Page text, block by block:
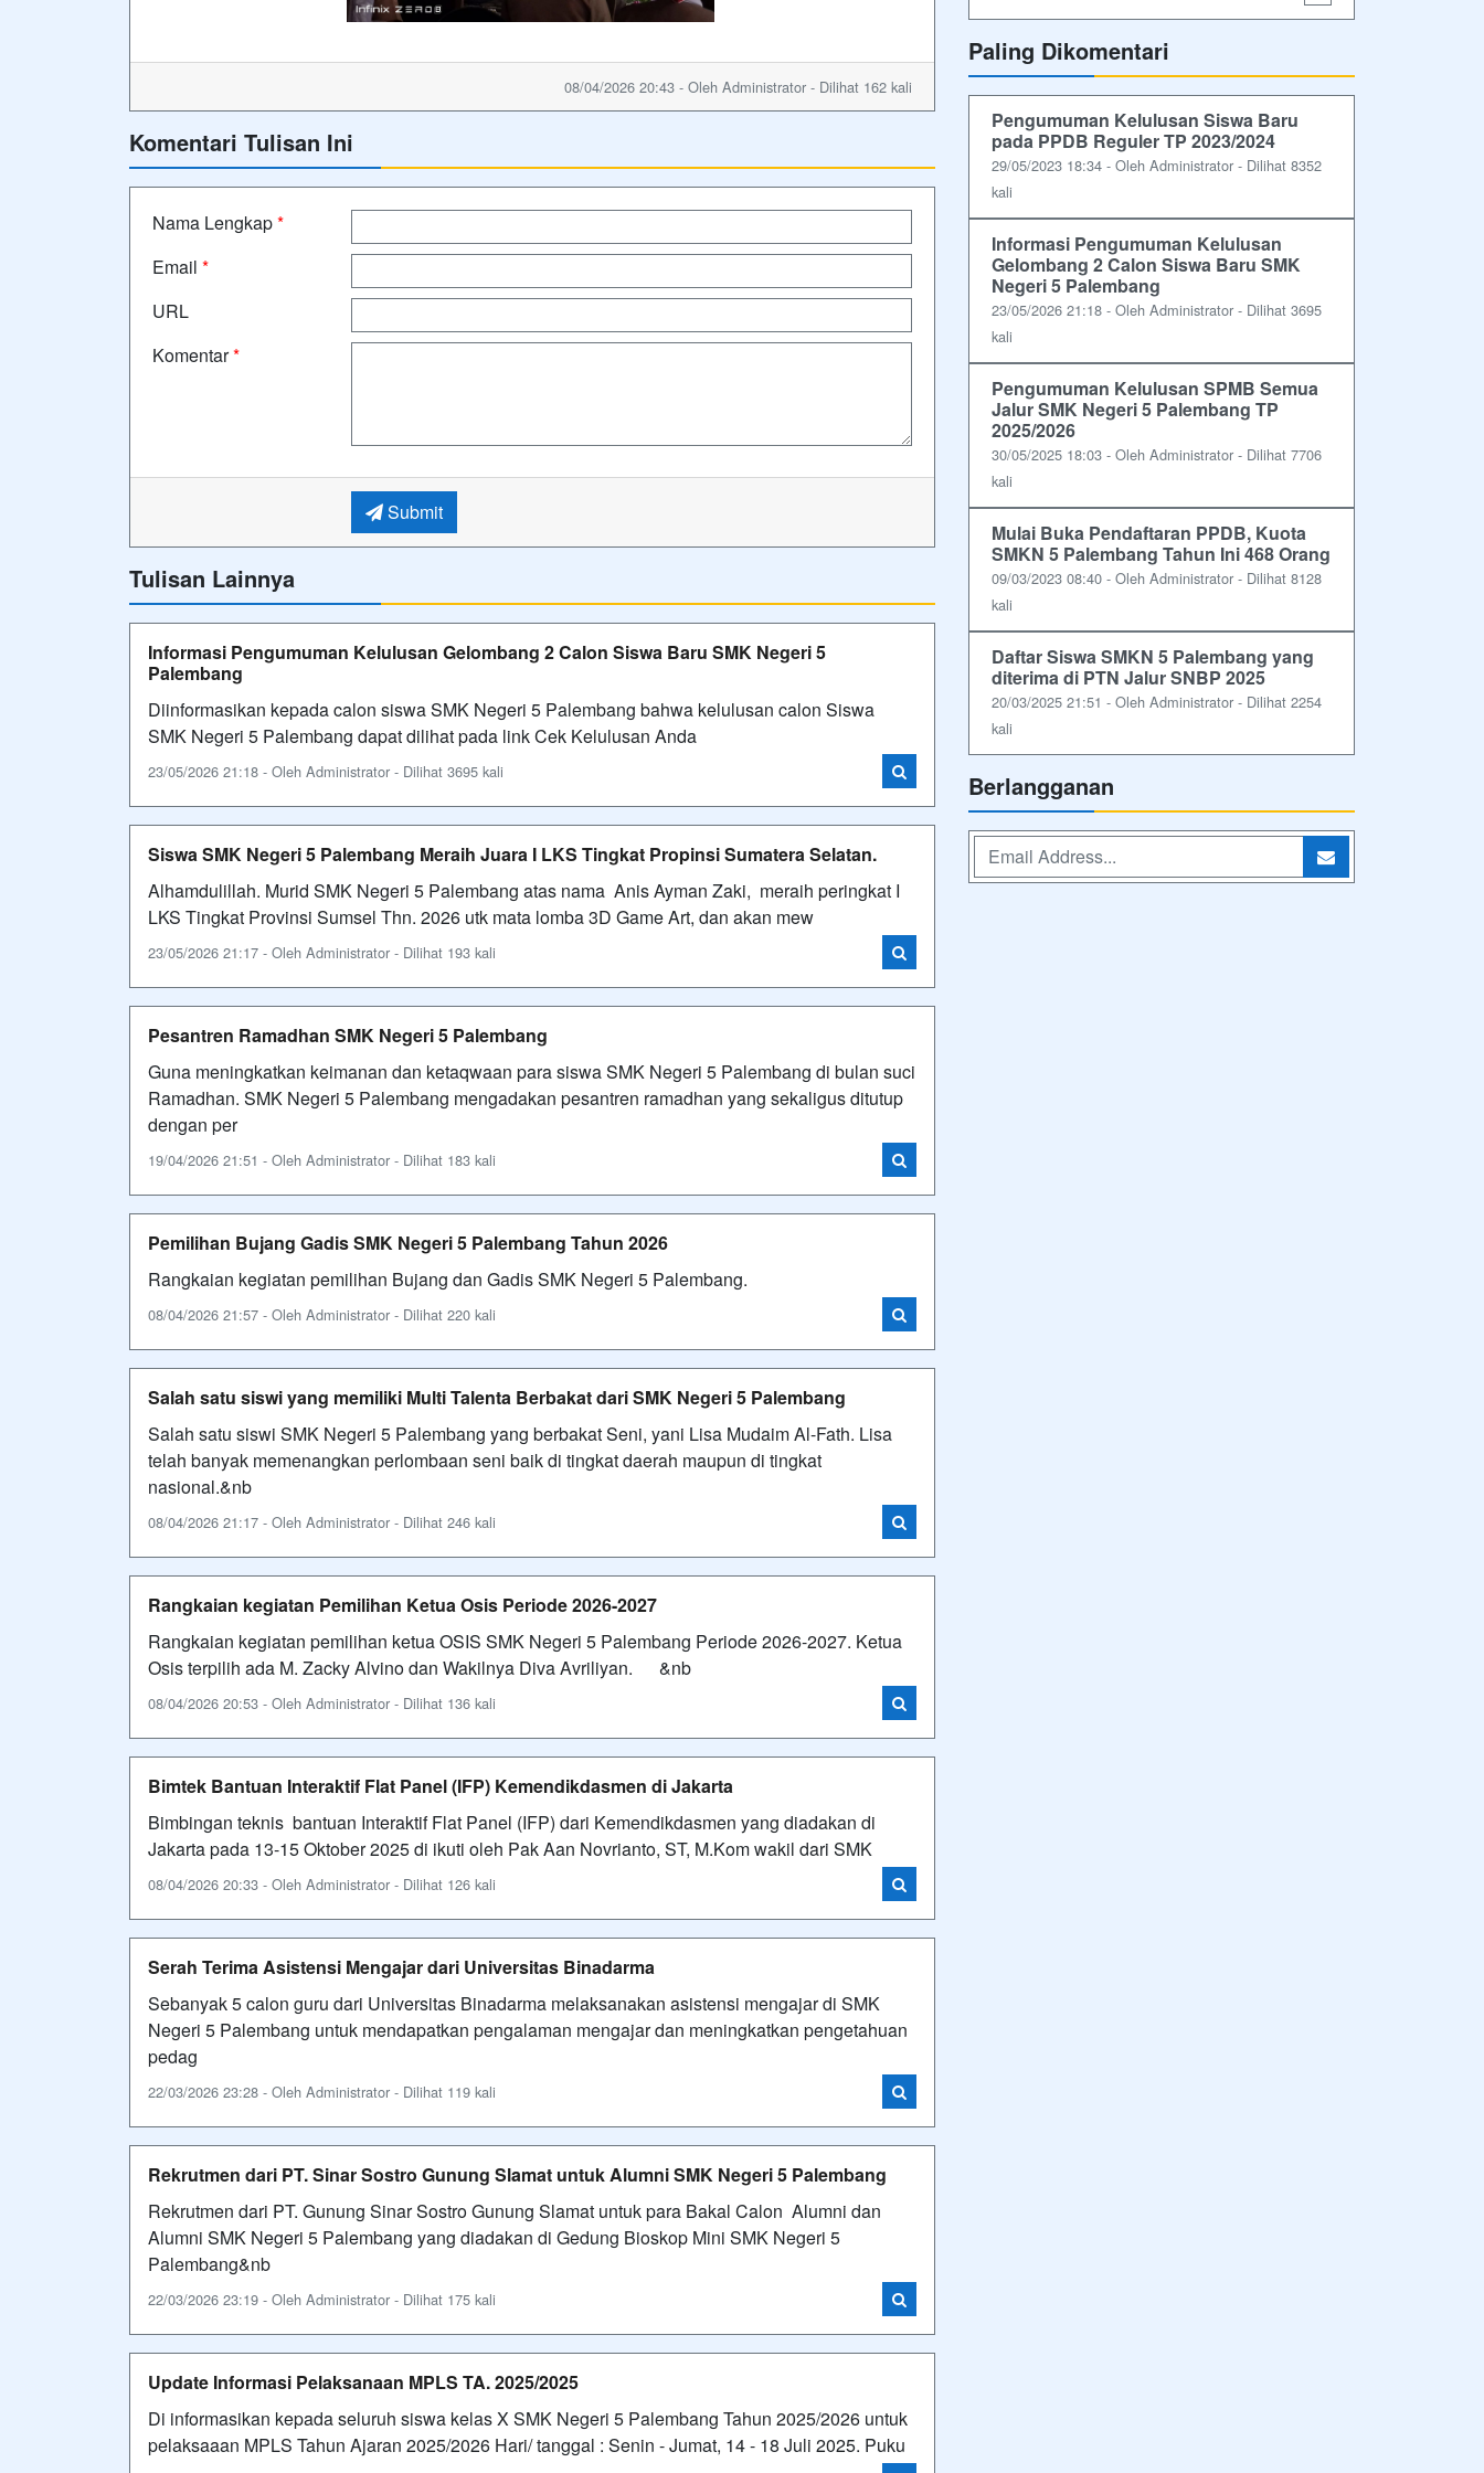
08/04/2026 20:43 - Oleh Administrator - Dilihat 162 kali
Komentari Tulisan Ini
Nama Lengkap*
Email *
URL
Komentar*
Submit
Tulisan Lainnya
Informasi Pengumuman Kelulusan Gelombang 2 Calon Siswa Baru SMK Negeri 5
Palembang
Diinformasikan kepada calon siswa SMK Negeri 5 Palembang bahwa kelulusan calon Siswa
SMK Negeri 5 Palembang dapat dilihat pada link Cek Kelulusan Anda
23/05/2026 21:18 - Oleh Administrator - Dilihat 3695 kali
Siswa SMK Negeri 5 Palembang Meraih Juara I LKS Tingkat Propinsi Sumatera Selatan.
Alhamdulillah. Murid SMK Negeri 5 Palembang atas nama Anis Ayman Zaki, meraih peringkat I
LKS Tingkat Provinsi Sumsel Thn. 2026 utk mata lomba 3D Game Art, dan akan mew
23/05/2026 21:17 - Oleh Administrator - Dilihat 193 kali
Pesantren Ramadhan SMK Negeri 5 Palembang
Guna meningkatkan keimanan dan ketaqwaan para siswa SMK Negeri 5 Palembang di bulan suci
Ramadhan. SMK Negeri 5 Palembang mengadakan pesantren ramadhan yang sekaligus ditutup
dengan per
19/04/2026 21:51 - Oleh Administrator - Dilihat 183 kali
Pemilihan Bujang Gadis SMK Negeri 5 Palembang Tahun 2026
Rangkaian kegiatan pemilihan Bujang dan Gadis SMK Negeri 5 Palembang.
08/04/2026 21:57 - Oleh Administrator - Dilihat 220 kali
Salah satu siswi yang memiliki Multi Talenta Berbakat dari SMK Negeri 5 Palembang
Salah satu siswi SMK Negeri 5 Palembang yang berbakat Seni, yani Lisa Mudaim Al-Fath. Lisa
telah banyak memenangkan perlombaan seni baik di tingkat daerah maupun di tingkat
nasional.&nb
08/04/2026 21:17 - Oleh Administrator - Dilihat 246 kali
Rangkaian kegiatan Pemilihan Ketua Osis Periode 2026-2027
Rangkaian kegiatan pemilihan ketua OSIS SMK Negeri 5 Palembang Periode 2026-2027. Ketua
Osis terpilih ada M. Zacky Alvino dan Wakilnya Diva Avriliyan. &nb
08/04/2026 20:53 - Oleh Administrator - Dilihat 136 kali
Bimtek Bantuan Interaktif Flat Panel (IFP) Kemendikdasmen di Jakarta
Bimbingan teknis bantuan Interaktif Flat Panel (IFP) dari Kemendikdasmen yang diadakan di
Jakarta pada 13-15 Oktober 2025 di ikuti oleh Pak Aan Novrianto, ST, M.Kom wakil dari SMK
08/04/2026 20:33 - Oleh Administrator - Dilihat 126 kali
Serah Terima Asistensi Mengajar dari Universitas Binadarma
Sebanyak 5 calon guru dari Universitas Binadarma melaksanakan asistensi mengajar di SMK
Negeri 5 Palembang untuk mendapatkan pengalaman mengajar dan meningkatkan pengetahuan
pedag
22/03/2026 23:28 - Oleh Administrator - Dilihat 119 kali
Rekrutmen dari PT. Sinar Sostro Gunung Slamat untuk Alumni SMK Negeri 5 Palembang
Rekrutmen dari PT. Gunung Sinar Sostro Gunung Slamat untuk para Bakal Calon Alumni dan
Alumni SMK Negeri 5 Palembang yang diadakan di Gedung Bioskop Mini SMK Negeri 5
Palembang&nb
22/03/2026 23:19 - Oleh Administrator - Dilihat 175 kali
Update Informasi Pelaksanaan MPLS TA. 2025/2025
Di informasikan kepada seluruh siswa kelas X SMK Negeri 5 Palembang Tahun 2025/2026 untuk
pelaksaaan MPLS Tahun Ajaran 2025/2026 Hari/ tanggal : Senin - Jumat, 14 - 18 Juli 2025. Puku
Paling Dikomentari
Pengumuman Kelulusan Siswa Baru
pada PPDB Reguler TP 2023/2024
29/05/2023 18:34 - Oleh Administrator - Dilihat 8352
kali
Informasi Pengumuman Kelulusan
Gelombang 2 Calon Siswa Baru SMK
Negeri 5 Palembang
23/05/2026 21:18 - Oleh Administrator - Dilihat 3695
kali
Pengumuman Kelulusan SPMB Semua
Jalur SMK Negeri 5 Palembang TP
2025/2026
30/05/2025 18:03 - Oleh Administrator - Dilihat 7706
kali
Mulai Buka Pendaftaran PPDB, Kuota
SMKN 5 Palembang Tahun Ini 468 Orang
09/03/2023 08:40 - Oleh Administrator - Dilihat 8128
kali
Daftar Siswa SMKN 5 Palembang yang
diterima di PTN Jalur SNBP 2025
20/03/2025 21:51 - Oleh Administrator - Dilihat 2254
kali
Berlangganan